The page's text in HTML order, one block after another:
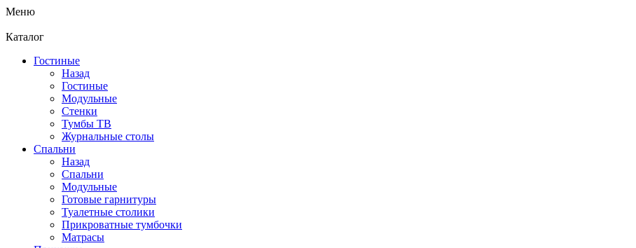
Меню
Каталог
Гостиные
Назад
Гостиные
Модульные
Стенки
Тумбы ТВ
Журнальные столы
Спальни
Назад
Спальни
Модульные
Готовые гарнитуры
Туалетные столики
Прикроватные тумбочки
Матрасы